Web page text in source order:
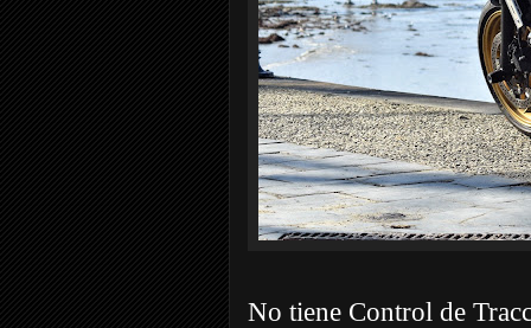
No tiene Control de